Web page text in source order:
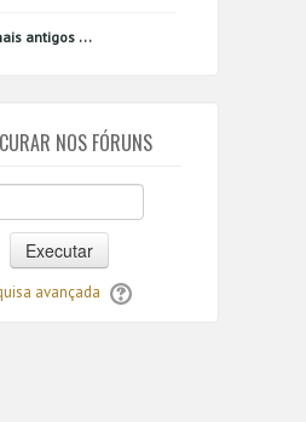
antigos ...
NOS FÓRUNS
Executar
avançada